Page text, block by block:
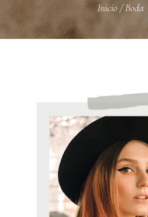
Inicio/Boda